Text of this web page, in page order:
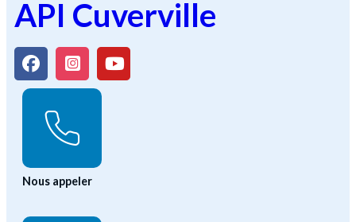
API Cuverville
Nous appeler